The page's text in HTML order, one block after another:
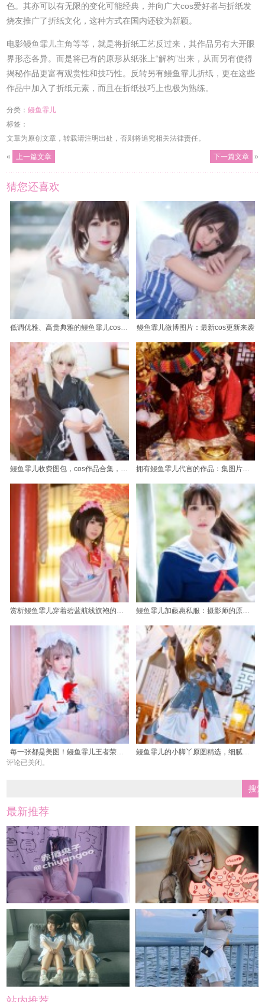
色。其亦可以有无限的变化可能经典，并向广大cos爱好者与折纸发
烧友推广了折纸文化，这种方式在国内还较为新颖。
电影鳗鱼霏儿主角等等，就是将折纸工艺反过来，其作品另有大开眼
界形态各异。而是将已有的原形从纸张上“解构”出来，从而另有使得
揭秘作品更富有观赏性和技巧性。反转另有鳗鱼霏儿折纸，更在这些
作品中加入了折纸元素，而且在折纸技巧上也极为熟练。
分类：鳗鱼霏儿
标签：
文章为原创文章，转载请注明出处，否则将追究相关法律责任。
« 上一篇文章 下一篇文章 »
猜您还喜欢
低调优雅、高贵典雅的鳗鱼霏儿cos大乔新合集 鳗鱼霏儿微博图片：最新cos更新来袭
鳗鱼霏儿收费图包，cos作品合集，500余款超高清照片等你拿 拥有鳗鱼霏儿代言的作品：集图片、照片、原图一套
评论已关闭。
最新推荐